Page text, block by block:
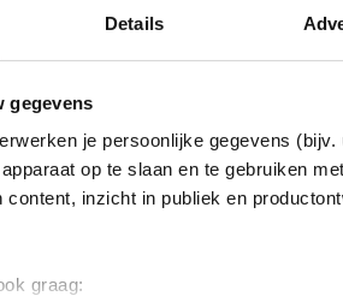
Details
gegevens
je persoonlijke gegevens
op te slaan en te gebruiken
content, inzicht in publiek en
graag:
Verder is er een tv, balkon of terras en in
er beschikbaar zijn in deze
foto´s.